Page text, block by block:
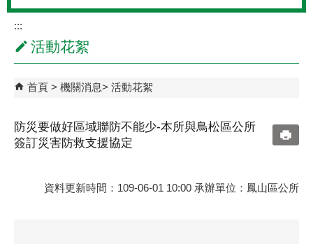
:::
活動花絮
首頁 機關消息 活動花絮
防災要做好區域聯防不能少-本所與鳥松區公所
簽訂災害防救支援協定
資料更新時間：109-06-01 10:00 承辦單位：鳳山區公所